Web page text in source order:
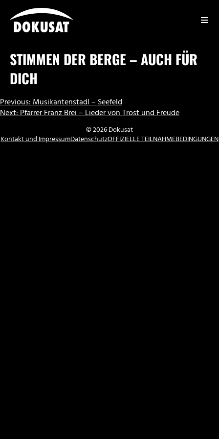
Inhalt
springen
STIMMEN DER BERGE – AUCH FÜR
DICH
BEITRAGSNAVIGATION
Previous:Musikantenstadl – Seefeld
Next:Pfarrer Franz Brei – Lieder von Trost und Freude
© 2026 Dokusat
Kontakt und ImpressumDatenschutzOFFIZIELLE TEILNAHMEBEDINGUNGEN